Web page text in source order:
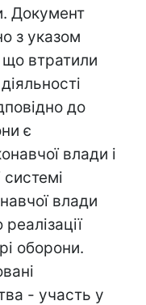
Документ
з указом
втратили
до
є
влади і
влади
оборони.
- участь у